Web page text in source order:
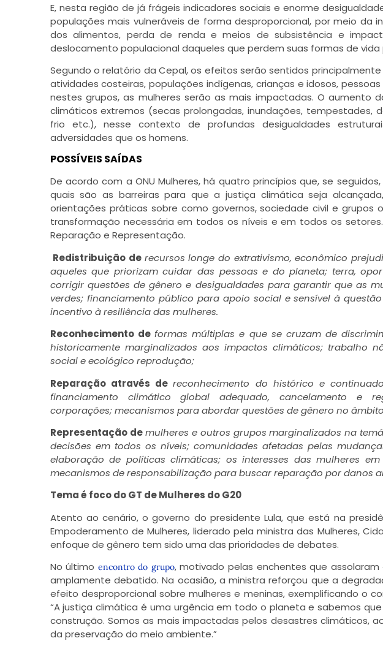
E, nesta região de já frágeis indicadores sociais e enorme
populações mais vulneráveis de forma desproporcional, por meio da
dos alimentos, perda de renda e meios de subsistência e
deslocamento populacional daqueles que perdem suas formas de vida
Segundo o relatório da Cepal, os efeitos serão sentidos
atividades costeiras, populações indígenas, crianças e idosos,
nestes grupos, as mulheres serão as mais impactadas. O aumento
climáticos extremos (secas prolongadas, inundações, tempestades,
frio etc.), nesse contexto de profundas desigualdades
adversidades que os homens.
POSSÍVEIS SAÍDAS
De acordo com a ONU Mulheres, há quatro princípios que, se
quais são as barreiras para que a justiça climática seja
orientações práticas sobre como governos, sociedade civil e grupos
transformação necessária em todos os níveis e em todos os
Reparação e Representação.
Redistribuição de recursos longe do extrativismo, econômico
aqueles que priorizam cuidar das pessoas e do planeta; terra,
corrigir questões de gênero e desigualdades para garantir que as
verdes; financiamento público para apoio social e sensível à
incentivo à resiliência das mulheres.
Reconhecimento deformas múltiplas e que se cruzam de
historicamente marginalizados aos impactos climáticos; trabalho
social e ecológico reprodução;
Reparação através dereconhecimento do histórico e
financiamento climático global adequado, cancelamento e
corporações;mecanismos para abordar questões de gênero no
Representação demulheres e outros grupos marginalizados na
decisões em todos os níveis;comunidades afetadas pelas
elaboração de políticas climáticas; os interesses das mulheres
mecanismos de responsabilização para buscar reparação por danos
Tema é foco do GT de Mulheres do G20
Atento ao cenário, o governo do presidente Lula, que está na
Empoderamento de Mulheres, liderado pela ministra das Mulheres,
enfoque de gênero tem sido uma das prioridades de debates.
No último encontro do grupo, motivado pelas enchentes que
amplamente debatido. Na ocasião, a ministra reforçou que a
efeito desproporcional sobre mulheres e meninas, exemplificando o
“A justiça climática é uma urgência em todo o planeta e sabemos
construção. Somos as mais impactadas pelos desastres climáticos,
da preservação do meio ambiente.”